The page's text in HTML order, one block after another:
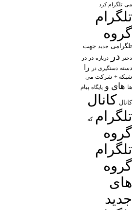
می تلگرام کرد
تلگرام
گروه
تلگرامی جدید جهت
دختر در درباره در در
دسته دستگیری در را
شبکه + شرکت می
ها های و پایگاه پیام
کانال کانال
تلگرام که
گروه
تلگرام
گروه
های
جدید